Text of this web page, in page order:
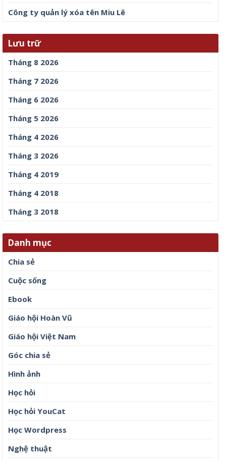
Công ty quản lý xóa tên Miu Lê
Lưu trữ
Tháng 8 2026
Tháng 7 2026
Tháng 6 2026
Tháng 5 2026
Tháng 4 2026
Tháng 3 2026
Tháng 4 2019
Tháng 4 2018
Tháng 3 2018
Danh mục
Chia sẻ
Cuộc sống
Ebook
Giáo hội Hoàn Vũ
Giáo hội Việt Nam
Góc chia sẻ
Hình ảnh
Học hỏi
Học hỏi YouCat
Học Wordpress
Nghệ thuật